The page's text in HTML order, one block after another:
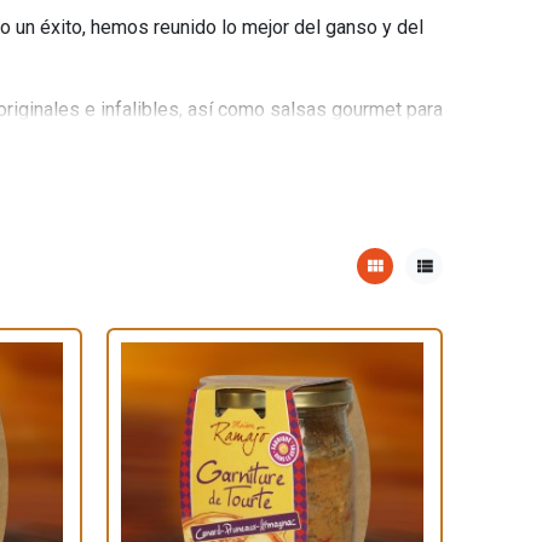
un éxito, hemos reunido lo mejor del ganso y del
e infalibles, así como salsas gourmet para
para sus ensaladas y entrantes: magret de
salchichón de pato.
menús de cualquier estación. Porque los
cualquier momento del año gracias a la Maison
view_module view_list